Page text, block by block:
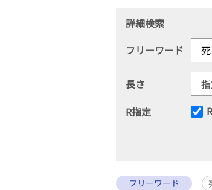
詳細検索
フリーワード
長さ
R指定
フリーワード